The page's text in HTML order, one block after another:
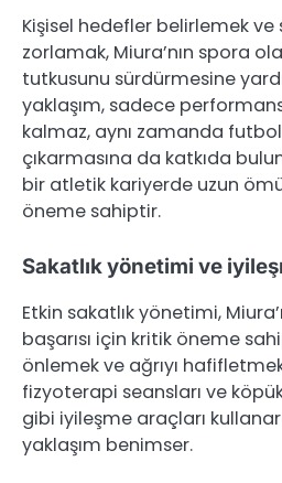
Kişisel hedefler belirlemek ve
zorlamak, Miura’nın spora
tutkusunu sürdürmesine
yaklaşım, sadece
kalmaz, aynı zamanda
çıkarmasına da katkıda
bir atletik kariyerde uzun
öneme sahiptir.
Sakatlık yönetimi ve
Etkin sakatlık yönetimi,
başarısı için kritik öneme
önlemek ve ağrıyı
fizyoterapi seansları ve
gibi iyileşme araçları
yaklaşım benimser.